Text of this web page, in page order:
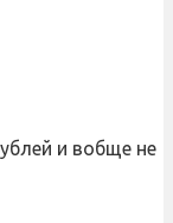
и вобще не